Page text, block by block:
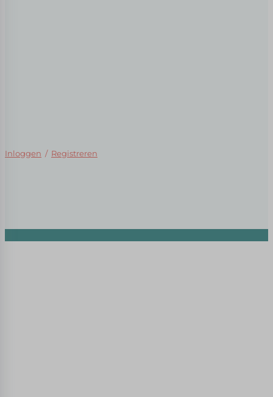
Inloggen / Registreren